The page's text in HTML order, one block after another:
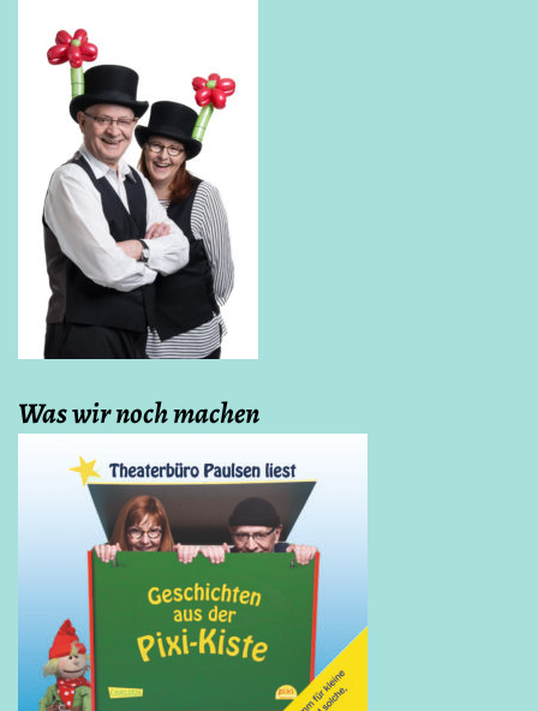
Was wir noch machen